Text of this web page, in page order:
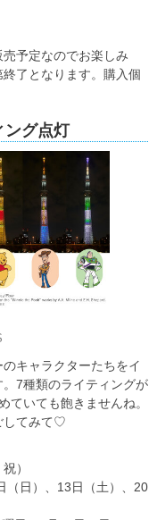
予定なのでお楽しみ
了となります。購入個
ング点灯
キャラクターたちをイ
7種類のライティングが
ていても飽きませんね。
してみて♡
）
日）、13日（土）、20